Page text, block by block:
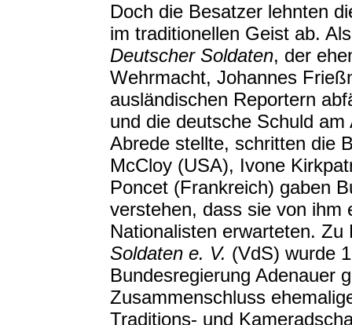
Doch die Besatzer lehnten
im traditionellen Geist ab.
Deutscher Soldaten, der
Wehrmacht, Johannes
ausländischen Reportern
und die deutsche Schuld
Abrede stellte, schritten die
McCloy (USA), Ivone
Poncet (Frankreich) gaben
verstehen, dass sie von ihm
Nationalisten erwarteten.
Soldaten e. V. (VdS) wurde
Bundesregierung Adenauer
Zusammenschluss
Traditions- und